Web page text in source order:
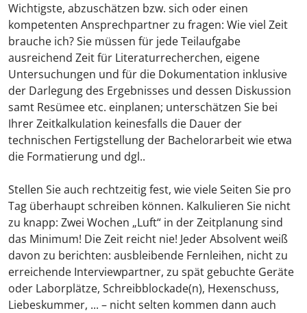
Wichtigste, abzuschätzen bzw. sich oder einen
kompetenten Ansprechpartner zu fragen: Wie viel Zeit
brauche ich? Sie müssen für jede Teilaufgabe
ausreichend Zeit für Literaturrecherchen, eigene
Untersuchungen und für die Dokumentation inklusive
der Darlegung des Ergebnisses und dessen Diskussion
samt Resümee etc. einplanen; unterschätzen Sie bei
Ihrer Zeitkalkulation keinesfalls die Dauer der
technischen Fertigstellung der Bachelorarbeit wie etwa
die Formatierung und dgl..
Stellen Sie auch rechtzeitig fest, wie viele Seiten Sie pro
Tag überhaupt schreiben können. Kalkulieren Sie nicht
zu knapp: Zwei Wochen „Luft“ in der Zeitplanung sind
das Minimum! Die Zeit reicht nie! Jeder Absolvent weiß
davon zu berichten: ausbleibende Fernleihen, nicht zu
erreichende Interviewpartner, zu spät gebuchte Geräte
oder Laborplätze, Schreibblockade(n), Hexenschuss,
Liebeskummer, ... – nicht selten kommen dann auch